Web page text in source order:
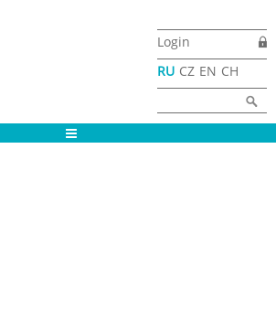
Login
RU CZ EN CH
Форма поиска